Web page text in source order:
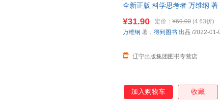
全新正版 科学思考者 万维纲
¥31.90 定价： ¥69.00 (4.63折)
辽宁出版集团图书专营店
万维纲 著， 得到图书 出品 /2022-01-
加入购物车 收藏